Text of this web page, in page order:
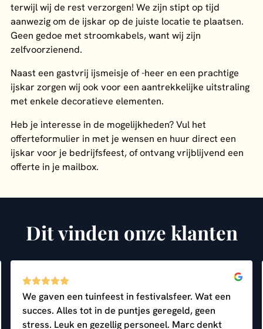
terwijl wij de rest verzorgen! We zijn stipt op tijd
aanwezig om de ijskar op de juiste locatie te plaatsen.
Geen gedoe met stroomkabels, want wij zijn
zelfvoorzienend.
Naast een gastvrij ijsmeisje of -heer en een prachtige
ijskar zorgen wij ook voor een aantrekkelijke uitstraling
met enkele decoratieve elementen.
Heb je interesse in de mogelijkheden? Vul het
offerteformulier in met je wensen en huur direct een
ijskar voor je bedrijfsfeest, of ontvang vrijblijvend een
offerte in je mailbox.
Dit vinden onze klanten
We gaven een tuinfeest in festivalsfeer. Wat een
succes. Alles tot in de puntjes geregeld, geen
stress. Leuk en gezellig personeel. Marc denkt